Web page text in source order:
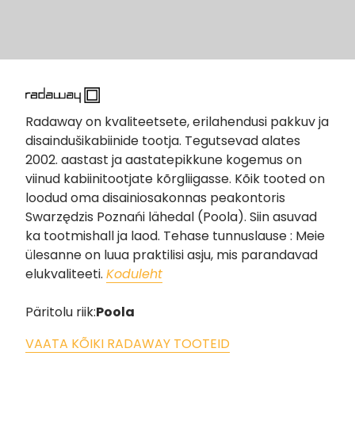
Radaway on kvaliteetsete, erilahendusi pakkuv ja
disaindušikabiinide tootja. Tegutsevad alates
2002. aastast ja aastatepikkune kogemus on
viinud kabiinitootjate kõrgliigasse. Kõik tooted on
loodud oma disainiosakonnas peakontoris
Swarzędzis Poznańi lähedal (Poola). Siin asuvad
ka tootmishall ja laod. Tehase tunnuslause : Meie
ülesanne on luua praktilisi asju, mis parandavad
elukvaliteeti. Koduleht
Päritolu riik:Poola
VAATA KÕIKI RADAWAY TOOTEID